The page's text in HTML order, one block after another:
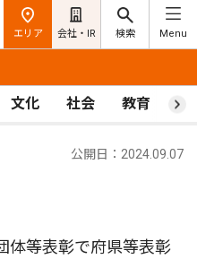
エリア 会社・IR 検索 Menu
文化 社会 教育 ス
公開日：2024.09.07
体等表彰で府県等表彰